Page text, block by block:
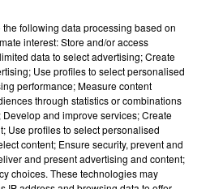
CULPABILITÉ
DU CÔTÉ
the following data processing based on
interest: Store and/or access
data to select advertising; Create
Use profiles to select personalised
performance; Measure content
through statistics or combinations
and improve services; Create
Use profiles to select personalised
content; Ensure security, prevent and
and present advertising and content;
choices. These technologies may